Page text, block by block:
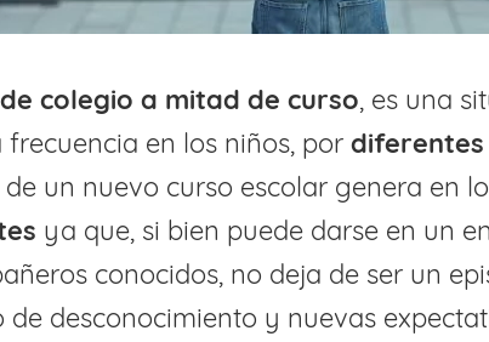
colegio a mitad de curso, es una
frecuencia en los niños, por diferentes
un nuevo curso escolar genera en
ya que, si bien puede darse en un
conocidos, no deja de ser un
de desconocimiento y nuevas